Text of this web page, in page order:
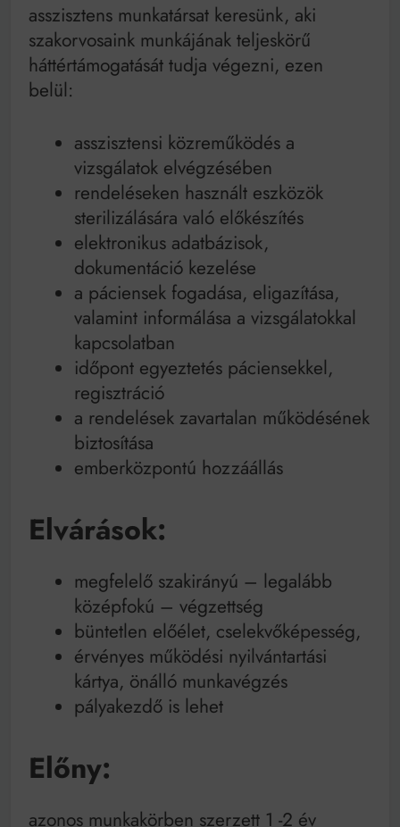
asszisztens munkatársat keresünk, aki
szakorvosaink munkájának teljeskörű
háttértámogatását tudja végezni, ezen
belül:
asszisztensi közreműködés a
vizsgálatok elvégzésében
rendeléseken használt eszközök
sterilizálására való előkészítés
elektronikus adatbázisok,
dokumentáció kezelése
a páciensek fogadása, eligazítása,
valamint informálása a vizsgálatokkal
kapcsolatban
időpont egyeztetés páciensekkel,
regisztráció
a rendelések zavartalan működésének
biztosítása
emberközpontú hozzáállás
Elvárások:
megfelelő szakirányú – legalább
középfokú – végzettség
büntetlen előélet, cselekvőképesség,
érvényes működési nyilvántartási
kártya, önálló munkavégzés
pályakezdő is lehet
Előny:
azonos munkakörben szerzett 1 -2 év